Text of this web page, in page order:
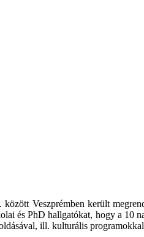
Veszprémben került
és PhD hallgatókat, hogy a 10
ill. kulturális